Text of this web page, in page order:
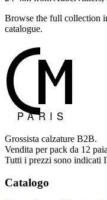
Browse the full collection
catalogue.
Grossista calzature B2B.
Vendita per pack da 12
Tutti i prezzi sono indicati
Catalogo